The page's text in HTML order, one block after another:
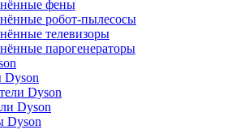
фены
робот-пылесосы
телевизоры
парогенераторы
Dyson
Dyson
Dyson
Dyson